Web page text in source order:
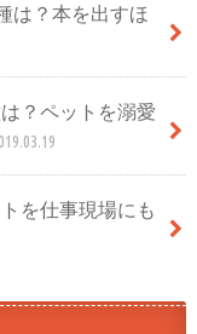
は？本を出すほ
？ペットを溺愛
を仕事現場にも